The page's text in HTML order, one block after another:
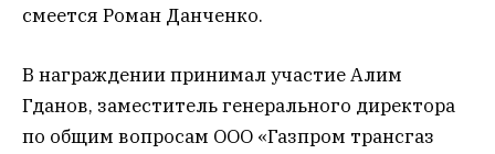
смеется Роман Данченко.
В награждении принимал участие Алим
Гданов, заместитель генерального директора
по общим вопросам ООО «Газпром трансгаз